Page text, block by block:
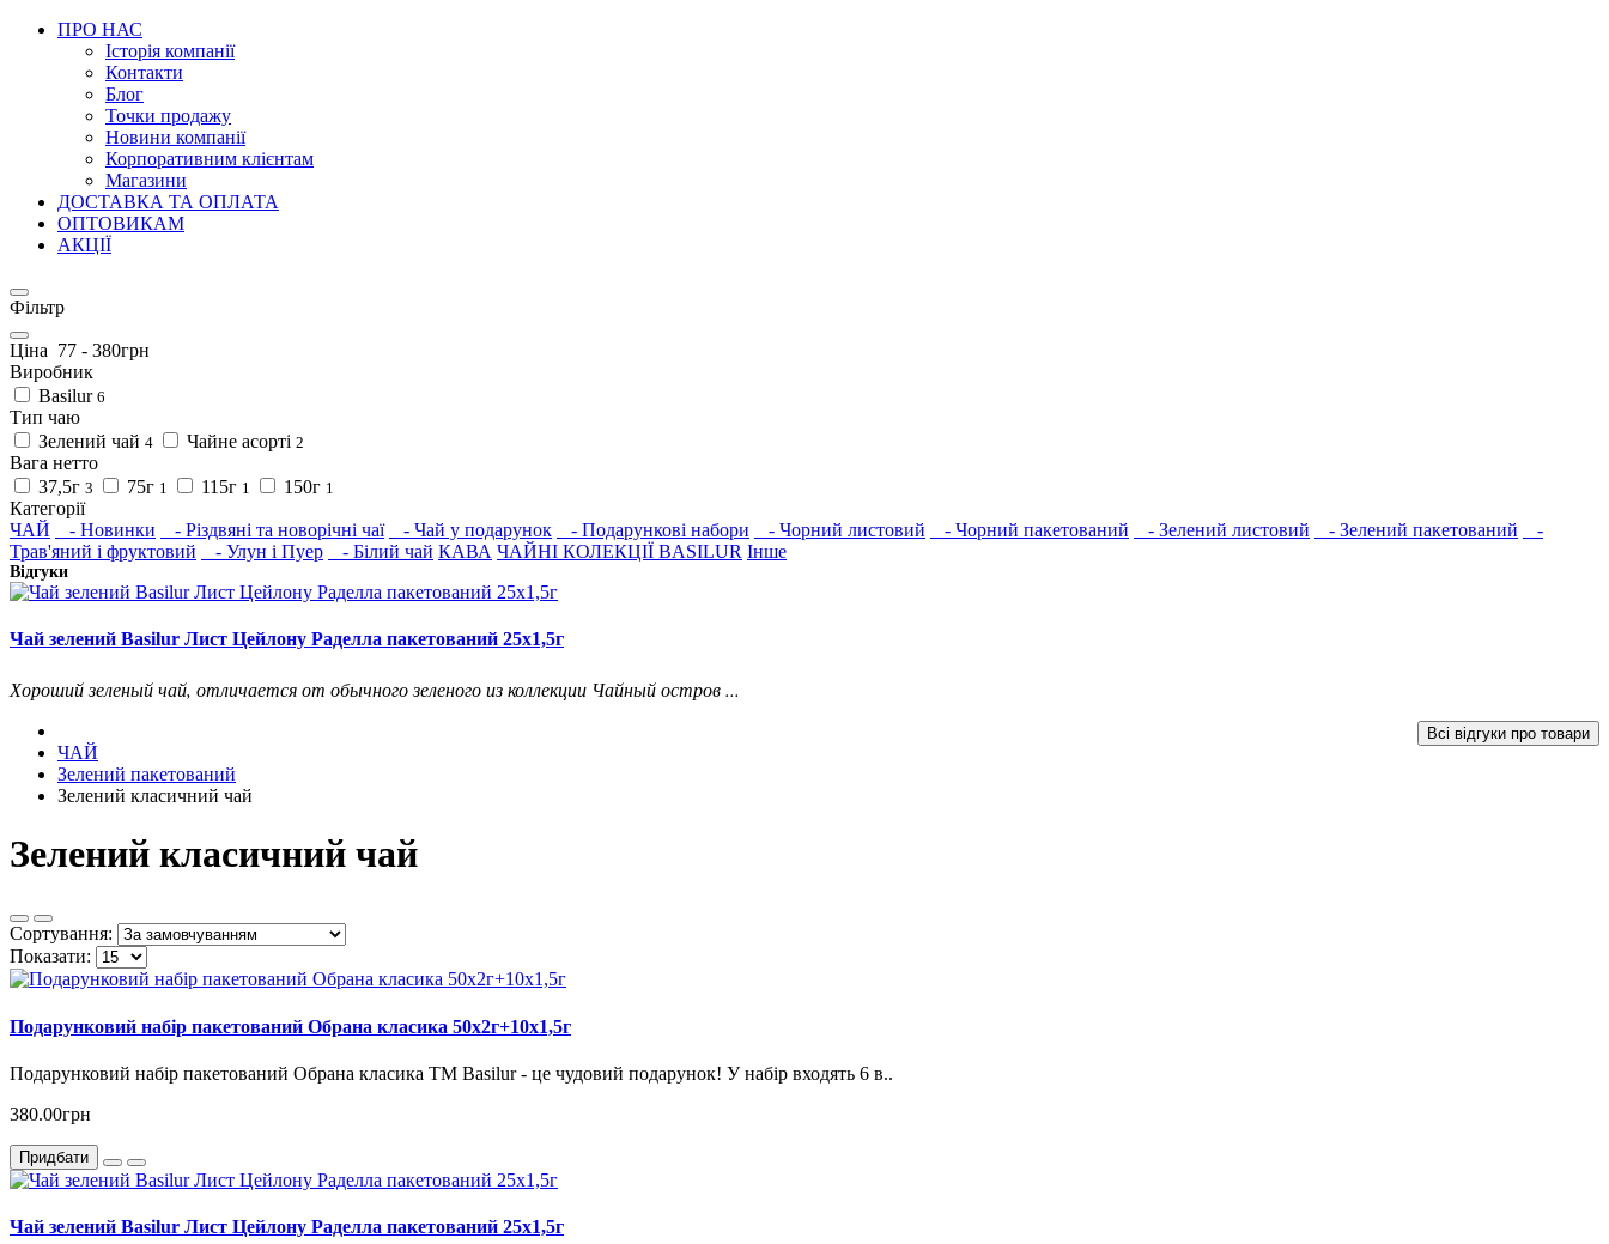
ПРО НАС
Історія компанії
Контакти
Блог
Точки продажу
Новини компанії
Корпоративним клієнтам
Магазини
ДОСТАВКА ТА ОПЛАТА
ОПТОВИКАМ
АКЦІЇ
Фільтр
Ціна 77 - 380грн
Виробник
Basilur 6
Тип чаю
Зелений чай 4 Чайне асорті 2
Вага нетто
37,5г 3 75г 1 115г 1 150г 1
Категорії
ЧАЙ
- Новинки - Різдвяні та новорічні чаї - Чай у подарунок - Подарункові набори - Чорний листовий - Чорний пакетований - Зелений листовий - Зелений пакетований
-
Трав'яний і фруктовий
- Улун і Пуер - Білий чай КАВА ЧАЙНІ КОЛЕКЦІЇ BASILUR Інше
Відгуки
Чай зелений Basilur Лист Цейлону Раделла пакетований 25х1,5г
Хороший зеленый чай, отличается от обычного зеленого из коллекции Чайный остров ...
Всі відгуки про товари
ЧАЙ
Зелений пакетований
Зелений класичний чай
Зелений класичний чай
Сортування:
Показати:
Подарунковий набір пакетований Обрана класика 50х2г+10х1,5г
Подарунковий набір пакетований Обрана класика TM Basilur - це чудовий подарунок! У набір входять 6 в..
380.00грн
Придбати
Чай зелений Basilur Лист Цейлону Раделла пакетований 25х1,5г